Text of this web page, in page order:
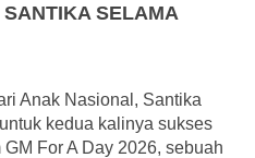
SELAMA
Anak Nasional, Santika
kedua kalinya sukses
For A Day 2026, sebuah